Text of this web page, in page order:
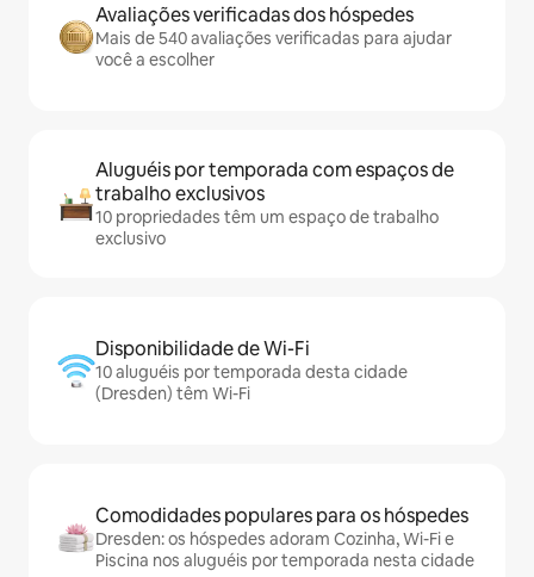
Avaliações verificadas dos hóspedes
Mais de 540 avaliações verificadas para ajudar
você a escolher
Aluguéis por temporada com espaços de
trabalho exclusivos
10 propriedades têm um espaço de trabalho
exclusivo
Disponibilidade de Wi-Fi
10 aluguéis por temporada desta cidade
(Dresden) têm Wi-Fi
Comodidades populares para os hóspedes
Dresden: os hóspedes adoram Cozinha, Wi-Fi e
Piscina nos aluguéis por temporada nesta cidade